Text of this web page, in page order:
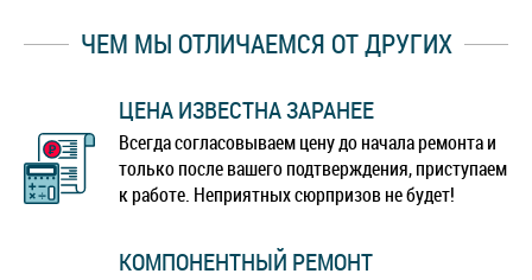
Nokia 2.1 Nokia 2
Nokia 1.4 Nokia 1.3
Nokia 1 Plus
ЧЕМ МЫ ОТЛИЧАЕМСЯ ОТ ДРУГИХ
ЦЕНА ИЗВЕСТНА ЗАРАНЕЕ
Всегда согласовываем цену до начала ремонта и
только после вашего подтверждения, приступаем
к работе. Неприятных сюрпризов не будет!
КОМПОНЕНТНЫЙ РЕМОНТ